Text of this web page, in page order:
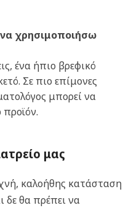
χρησιμοποιήσω
ένα ήπιο βρεφικό
Σε πιο επίμονες
μπορεί να
προϊόν.
μας
καλοήθης κατάσταση
δε θα πρέπει να